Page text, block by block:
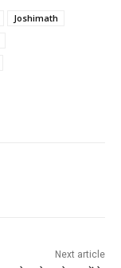
Joshimath
Next article